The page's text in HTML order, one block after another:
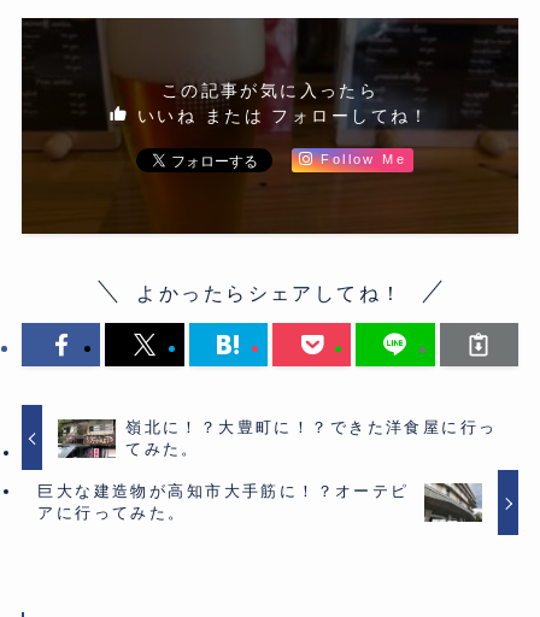
この記事が気に入ったら
いいね または フォローしてね！
Follow Me
よかったらシェアしてね！
嶺北に！？大豊町に！？できた洋食屋に行っ
てみた。
巨大な建造物が高知市大手筋に！？オーテピ
アに行ってみた。